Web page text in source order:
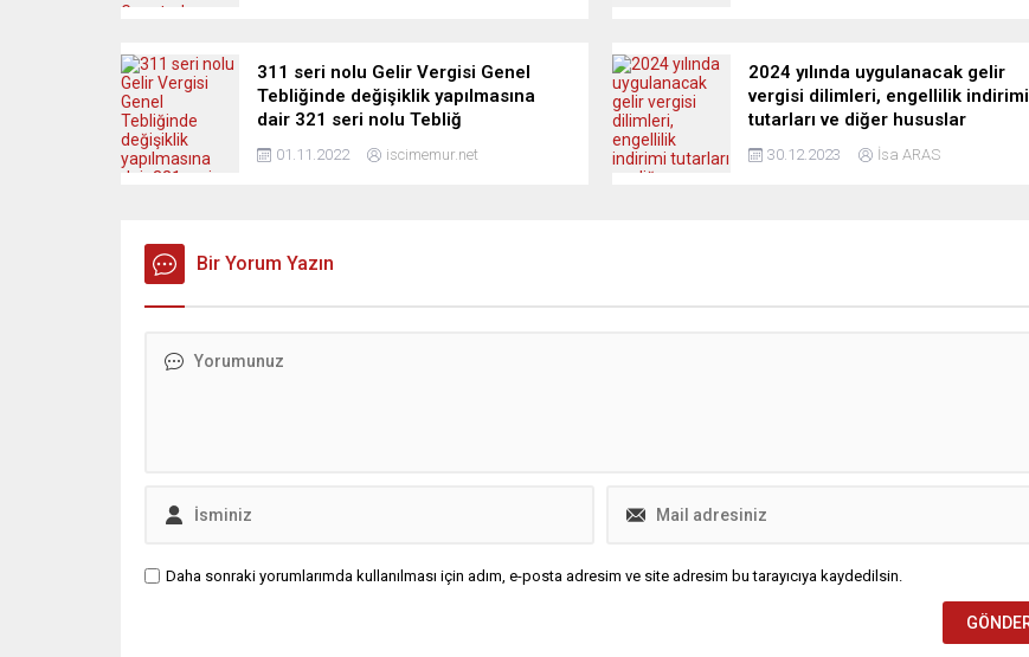
311 seri nolu Gelir Vergisi Genel
Tebliğinde değişiklik yapılmasına
dair 321 seri nolu Tebliğ
01.11.2022 iscimemur.net
2024 yılında uygulanacak gelir
vergisi dilimleri, engellilik indirimi
tutarları ve diğer hususlar
30.12.2023 İsa ARAS
Bir Yorum Yazın
Daha sonraki yorumlarımda kullanılması için adım, e-posta adresim ve site adresim bu tarayıcıya kaydedilsin.